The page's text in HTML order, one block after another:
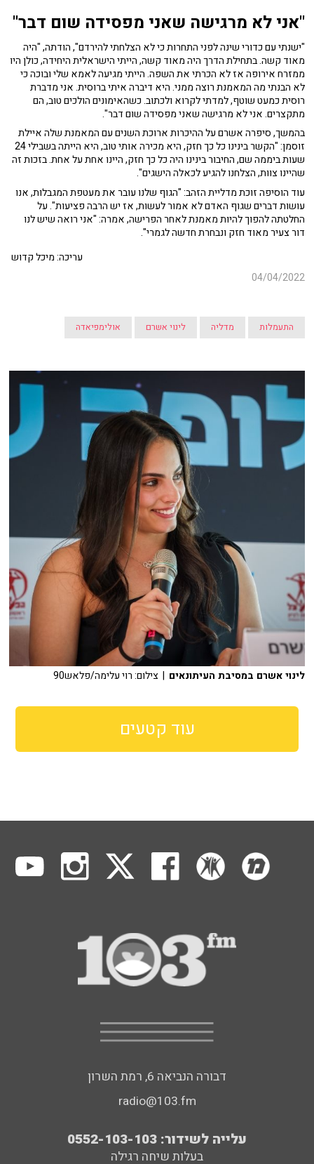
"אני לא מרגישה שאני מפסידה שום דבר"
"ישנתי עם כדורי שינה לפני התחרות כי לא הצלחתי להירדם", הודתה, "היה
מאוד קשה. בתחילת הדרך היה מאוד קשה, הייתי הישראלית היחידה, כולן היו
ממזרח אירופה אז לא הכרתי את השפה. הייתי מגיעה לאמא שלי ובוכה כי
לא הבנתי מה המאמנת רוצה ממני. היא דיברה איתי ברוסית. אני מדברת
רוסית כמעט שוטף, למדתי לקרוא ולכתוב. כשהאימונים הולכים טוב, הם
מתקצרים. אני לא מרגישה שאני מפסידה שום דבר".
בהמשך, סיפרה אשרם על ההיכרות ארוכת השנים עם המאמנת שלה איילת
זוסמן: "הקשר בינינו כל כך חזק, היא מכירה אותי טוב, היא הייתה בשבילי 24
שעות ביממה שם, החיבור בינינו היה כל כך חזק, היינו אחת על אחת. בזכות זה
שהיינו צוות, הצלחנו להגיע לכאלה הישגים".
עוד הוסיפה זוכת מדליית הזהב: "הגוף שלנו עובר את מעטפת המגבלות, אנו
עושות דברים שגוף האדם לא אמור לעשות, אז יש הרבה פציעות". על
החלטתה להפוך להיות מאמנת לאחר הפרישה, אמרה: "אני רואה שיש לנו
דור צעיר מאוד חזק ונבחרת חדשה לגמרי".
עריכה: מיכל קדוש
04/04/2022
התעמלות מדליה לינוי אשרם אולימפיאדה
לינוי אשרם במסיבת העיתונאים | צילום: רוי עלימה/פלאש90
עוד קטעים
דבורה הנביאה 6, רמת השרון
radio@103.fm
עלייה לשידור: 0552-103-103
בעלות שיחה רגילה